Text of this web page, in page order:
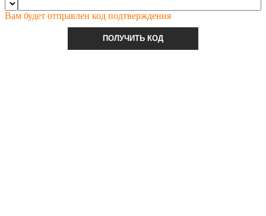
Вам будет отправлен код подтверждения
ПОЛУЧИТЬ КОД